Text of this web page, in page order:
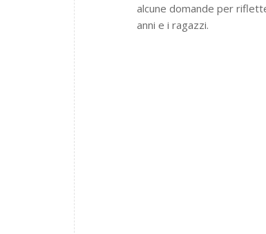
alcune domande per
anni e i ragazzi.